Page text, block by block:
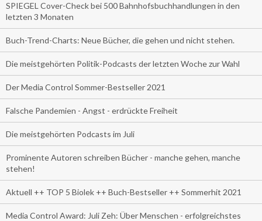
SPIEGEL Cover-Check bei 500 Bahnhofsbuchhandlungen in den
letzten 3 Monaten
Buch-Trend-Charts: Neue Bücher, die gehen und nicht stehen.
Die meistgehörten Politik-Podcasts der letzten Woche zur Wahl
Der Media Control Sommer-Bestseller 2021
Falsche Pandemien - Angst - erdrückte Freiheit
Die meistgehörten Podcasts im Juli
Prominente Autoren schreiben Bücher - manche gehen, manche
stehen!
Aktuell ++ TOP 5 Biolek ++ Buch-Bestseller ++ Sommerhit 2021
Media Control Award: Juli Zeh: Über Menschen - erfolgreichstes